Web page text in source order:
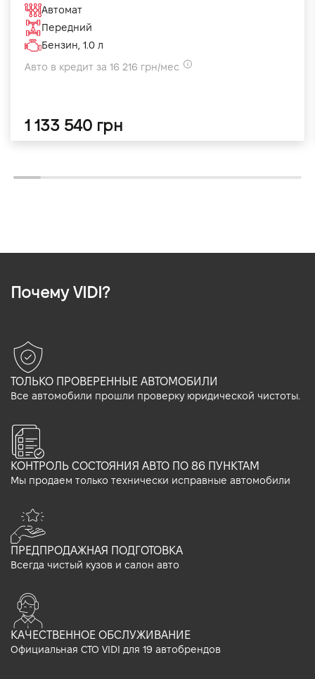
Автомат
Передний
Бензин, 1.0 л
Авто в кредит за 16 216 грн/мес
1 133 540 грн
Почему VIDI?
ТОЛЬКО ПРОВЕРЕННЫЕ АВТОМОБИЛИ
Все автомобили прошли проверку юридической чистоты.
КОНТРОЛЬ СОСТОЯНИЯ АВТО ПО 86 ПУНКТАМ
Мы продаем только технически исправные автомобили
ПРЕДПРОДАЖНАЯ ПОДГОТОВКА
Всегда чистый кузов и салон авто
КАЧЕСТВЕННОЕ ОБСЛУЖИВАНИЕ
Официальная СТО VIDI для 19 автобрендов